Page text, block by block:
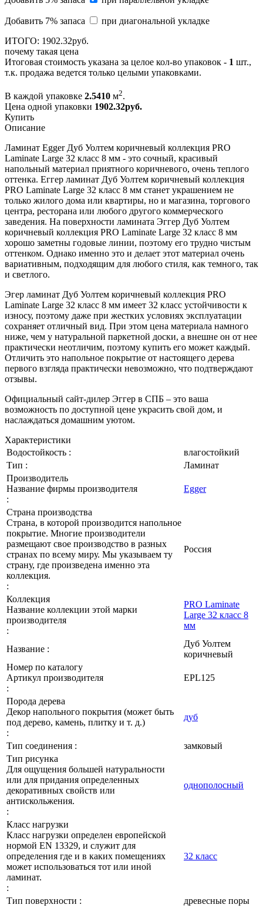
Добавить 7% запаса
при диагональной укладке
ИТОГО: 1902.32руб.
почему такая цена
Итоговая стоимость указана за целое кол-во упаковок - 1 шт.,
т.к. продажа ведется только целыми упаковками.
В каждой упаковке 2.5410 м2.
Цена одной упаковки 1902.32руб.
Купить
Описание
Ламинат Egger Дуб Уолтем коричневый коллекция PRO
Laminate Large 32 класс 8 мм - это сочный, красивый
напольный материал приятного коричневого, очень теплого
оттенка. Еггер ламинат Дуб Уолтем коричневый коллекция
PRO Laminate Large 32 класс 8 мм станет украшением не
только жилого дома или квартиры, но и магазина, торгового
центра, ресторана или любого другого коммерческого
заведения. На поверхности ламината Эггер Дуб Уолтем
коричневый коллекция PRO Laminate Large 32 класс 8 мм
хорошо заметны годовые линии, поэтому его трудно чистым
оттенком. Однако именно это и делает этот материал очень
вариативным, подходящим для любого стиля, как темного, так
и светлого.
Эгер ламинат Дуб Уолтем коричневый коллекция PRO
Laminate Large 32 класс 8 мм имеет 32 класс устойчивости к
износу, поэтому даже при жестких условиях эксплуатации
сохраняет отличный вид. При этом цена материала намного
ниже, чем у натуральной паркетной доски, а внешне он от нее
практически неотличим, поэтому купить его может каждый.
Отличить это напольное покрытие от настоящего дерева
первого взгляда практически невозможно, что подтверждают
отзывы.
Официальный сайт-дилер Эггер в СПБ – это ваша
возможность по доступной цене украсить свой дом, и
наслаждаться домашним уютом.
Характеристики
Водостойкость :
влагостойкий
Тип :
Ламинат
Производитель
Название фирмы производителя
:
Egger
Страна производства
Страна, в которой производится напольное
покрытие. Многие производители
размещают свое производство в разных
странах по всему миру. Мы указываем ту
страну, где произведена именно эта
коллекция.
:
Россия
Коллекция
Название коллекции этой марки
производителя
:
PRO Laminate
Large 32 класс 8
мм
Название :
Дуб Уолтем
коричневый
Номер по каталогу
Артикул производителя
:
EPL125
Порода дерева
Декор напольного покрытия (может быть
под дерево, камень, плитку и т. д.)
:
дуб
Тип соединения :
замковый
Тип рисунка
Для ощущения большей натуральности
или для придания определенных
декоративных свойств или
антискольжения.
:
однополосный
Класс нагрузки
Класс нагрузки определен европейской
нормой EN 13329, и служит для
определения где и в каких помещениях
может использоваться тот или иной
ламинат.
:
32 класс
Тип поверхности :
древесные поры